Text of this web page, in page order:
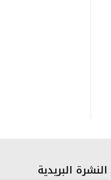
النشرة البريدية